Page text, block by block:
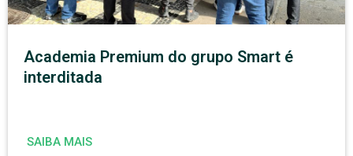
Academia Premium do grupo Smart é
interditada
SAIBA MAIS